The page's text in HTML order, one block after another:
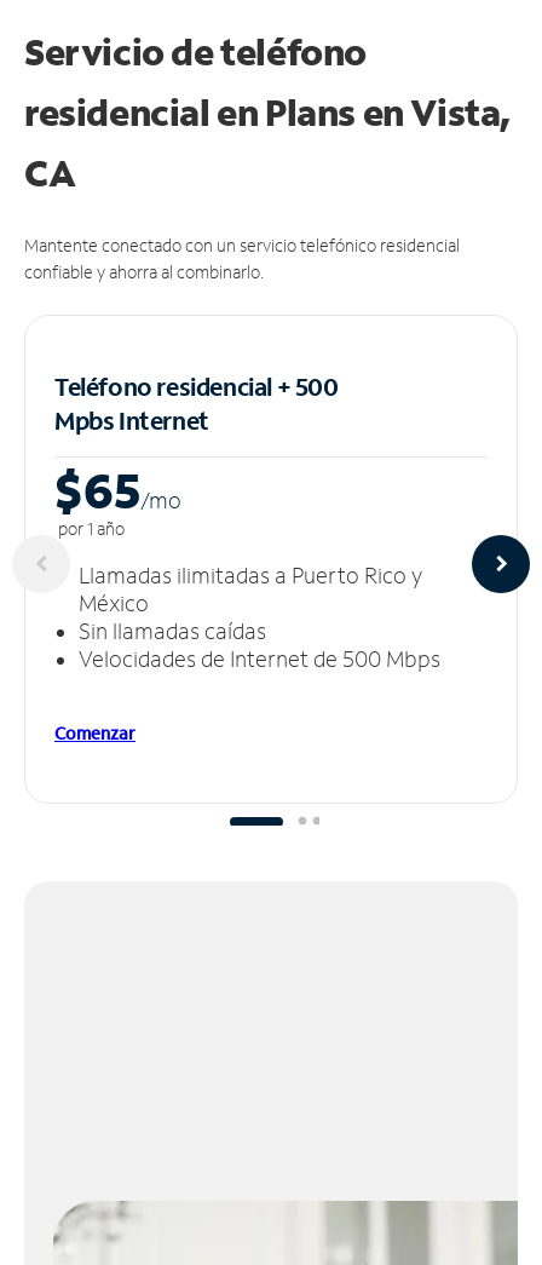
Servicio de teléfono
residencial en Plans en Vista,
CA
Mantente conectado con un servicio telefónico residencial
confiable y ahorra al combinarlo.
Teléfono residencial + 500
MpbsInternet
$65/mo
por 1 año
Llamadas ilimitadas a Puerto Rico y
México
Sin llamadas caídas
Velocidades de Internet de 500 Mbps
Comenzar